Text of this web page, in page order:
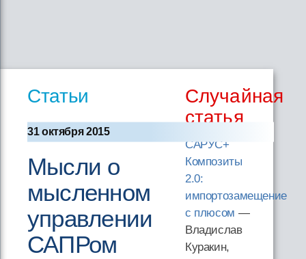
Статьи
31 октября 2015
Мысли о
мысленном
управлении
САПРом
Случайная
статья
САРУС+
Композиты
2.0:
импортозамещение
с плюсом —
Владислав
Куракин,